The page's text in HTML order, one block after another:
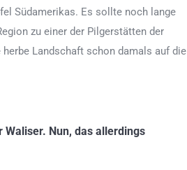
Südamerikas. Es sollte noch lange
zu einer der Pilgerstätten der
Landschaft schon damals auf die
Nun, das allerdings